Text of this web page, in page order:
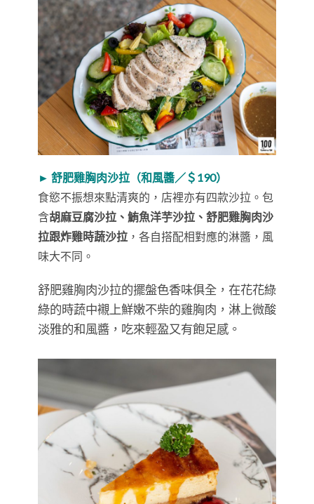
► 舒肥雞胸肉沙拉（和風醬／＄190）
食慾不振想來點清爽的，店裡亦有四款沙拉。包
含胡麻豆腐沙拉、鮪魚洋芋沙拉、舒肥雞胸肉沙
拉跟炸雞時蔬沙拉 ，各自搭配相對應的淋醬，風
味大不同。
舒肥雞胸肉沙拉的擺盤色香味俱全，在花花綠
綠的時蔬中襯上鮮嫩不柴的雞胸肉，淋上微酸
淡雅的和風醬，吃來輕盈又有飽足感。